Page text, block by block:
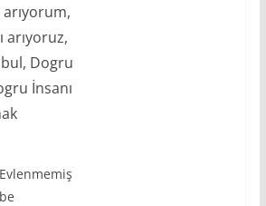
arıyoruz,
Dogru
İnsanı